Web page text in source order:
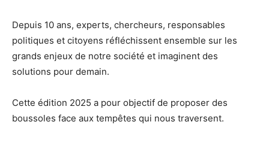
Depuis 10 ans, experts, chercheurs, responsables
politiques et citoyens réfléchissent ensemble sur les
grands enjeux de notre société et imaginent des
solutions pour demain.
Cette édition 2025 a pour objectif de proposer des
boussoles face aux tempêtes qui nous traversent.